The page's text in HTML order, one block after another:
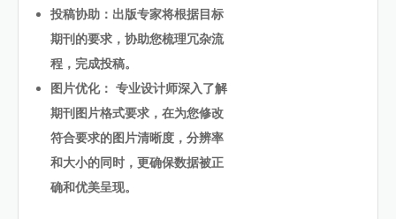
投稿协助：出版专家将根据目标
期刊的要求，协助您梳理冗杂流
程，完成投稿。
图片优化： 专业设计师深入了解
期刊图片格式要求，在为您修改
符合要求的图片清晰度，分辨率
和大小的同时，更确保数据被正
确和优美呈现。